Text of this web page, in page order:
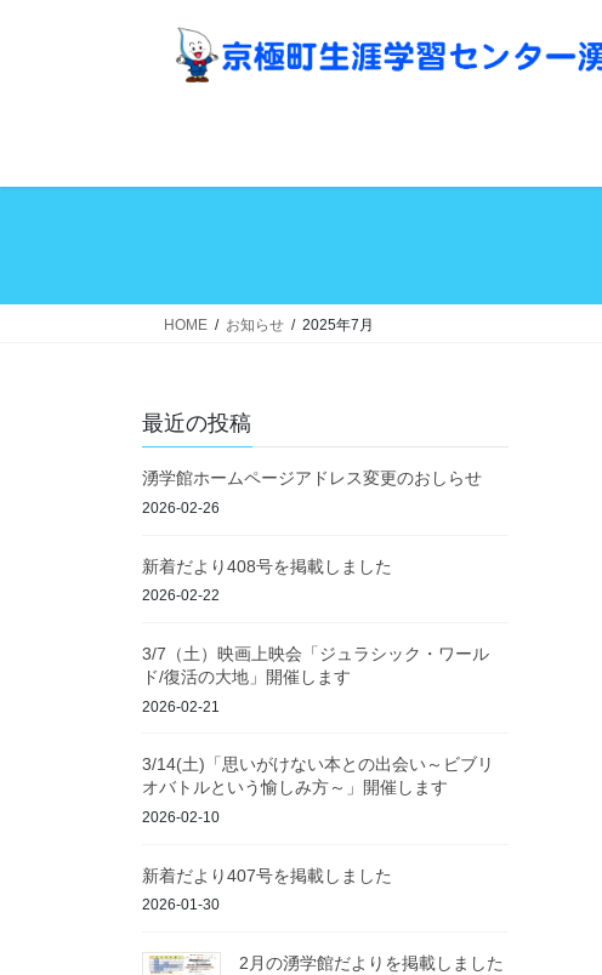
ス
ン
HOME お知らせ 2025年7月
最近の投稿
湧学館ホームページアドレス変更のおしらせ
2026-02-26
新着だより408号を掲載しました
2026-02-22
3/7（土）映画上映会「ジュラシック・ワール
ド/復活の大地」開催します
2026-02-21
3/14(土)「思いがけない本との出会い～ビブリ
オバトルという愉しみ方～」開催します
2026-02-10
新着だより407号を掲載しました
2026-01-30
2月の湧学館だよりを掲載しました